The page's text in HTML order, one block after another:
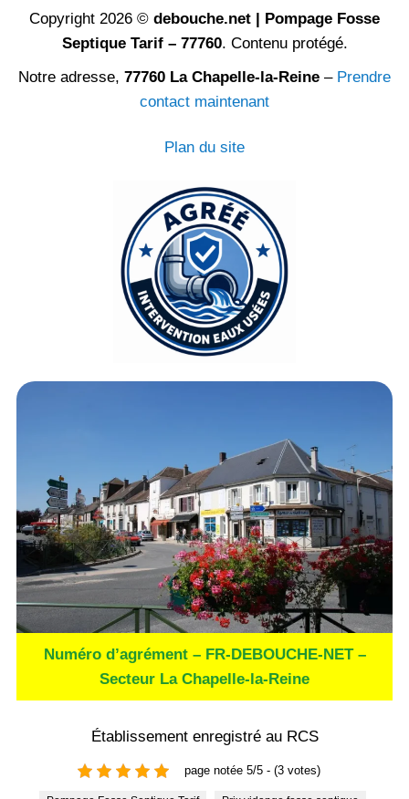
Copyright 2026 © debouche.net | Pompage Fosse
Septique Tarif – 77760. Contenu protégé.
Notre adresse, 77760 La Chapelle-la-Reine – Prendre
contact maintenant
Plan du site
Numéro d’agrément – FR-DEBOUCHE-NET –
Secteur La Chapelle-la-Reine
Établissement enregistré au RCS
page notée 5/5 - (3 votes)